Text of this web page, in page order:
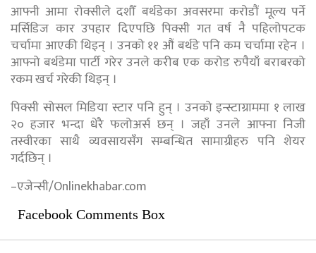
आफ्नी आमा रोक्सीले दशौँ बर्थडेका अवसरमा करोडौं मूल्य पर्ने
मर्सिडिज कार उपहार दिएपछि पिक्सी गत वर्ष नै पहिलोपटक
चर्चामा आएकी थिइन् । उनको ११ औं बर्थडे पनि कम चर्चामा रहेन ।
आफ्नो बर्थडेमा पार्टी गरेर उनले करीब एक करोड रुपैयाँ बराबरको
रकम खर्च गरेकी थिइन् ।
पिक्सी सोसल मिडिया स्टार पनि हुन् । उनको इन्स्टाग्राममा १ लाख
२० हजार भन्दा धेरै फलोअर्स छन् । जहाँ उनले आफ्ना निजी
तस्वीरका साथै व्यवसायसँग सम्बन्धित सामाग्रीहरु पनि शेयर
गर्दछिन् ।
–एजेन्सी/Onlinekhabar.com
Facebook Comments Box